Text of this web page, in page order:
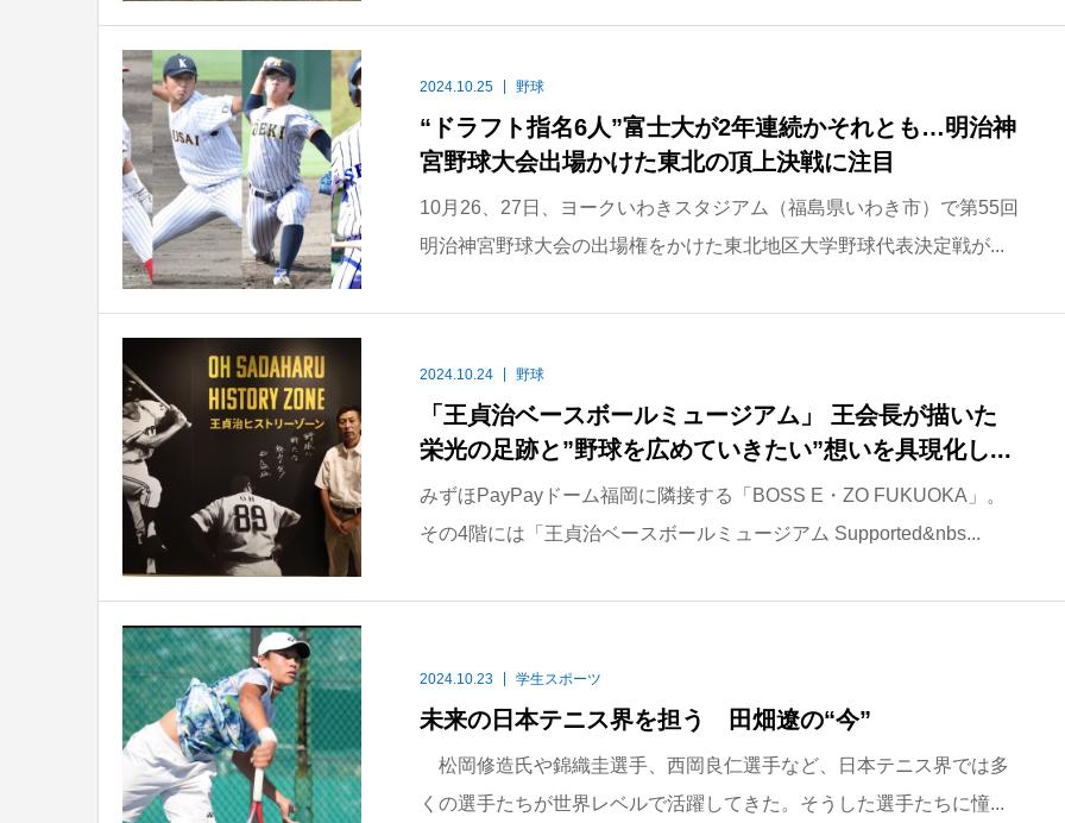
2024.10.25 野球
“ドラフト指名6人”富士大が2年連続かそれとも…明治神
宮野球大会出場かけた東北の頂上決戦に注目
10月26、27日、ヨークいわきスタジアム（福島県いわき市）で第55回
明治神宮野球大会の出場権をかけた東北地区大学野球代表決定戦が...
2024.10.24 野球
「王貞治ベースボールミュージアム」 王会長が描いた
栄光の足跡と”野球を広めていきたい”想いを具現化し...
みずほPayPayドーム福岡に隣接する「BOSS E・ZO FUKUOKA」。
その4階には「王貞治ベースボールミュージアム Supported&nbs...
2024.10.23 学生スポーツ
未来の日本テニス界を担う 田畑遼の“今”
松岡修造氏や錦織圭選手、西岡良仁選手など、日本テニス界では多
くの選手たちが世界レベルで活躍してきた。そうした選手たちに憧...